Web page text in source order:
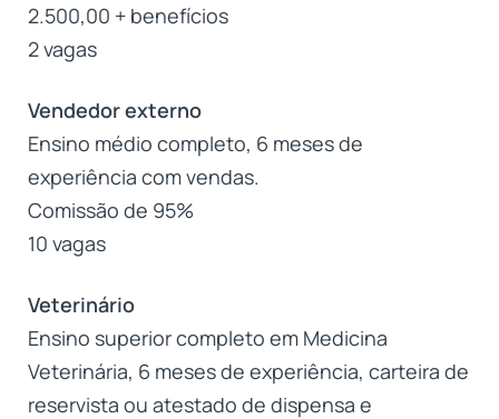
2.500,00 + benefícios
2 vagas
Vendedor externo
Ensino médio completo, 6 meses de
experiência com vendas.
Comissão de 95%
10 vagas
Veterinário
Ensino superior completo em Medicina
Veterinária, 6 meses de experiência, carteira de
reservista ou atestado de dispensa e